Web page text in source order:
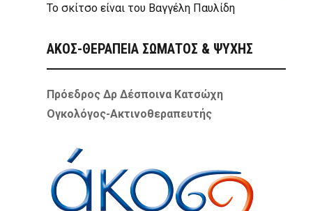
Το σκίτσο είναι του Βαγγέλη Παυλίδη
ΑΚΟΣ-ΘΕΡΑΠΕΙΑ ΣΩΜΑΤΟΣ & ΨΥΧΗΣ
Πρόεδρος Δρ Δέσποινα Κατσώχη
Ογκολόγος-Ακτινοθεραπευτής